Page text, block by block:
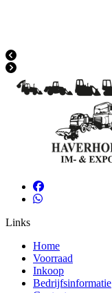
Links
Home
Voorraad
Inkoop
Bedrijfsinformatie